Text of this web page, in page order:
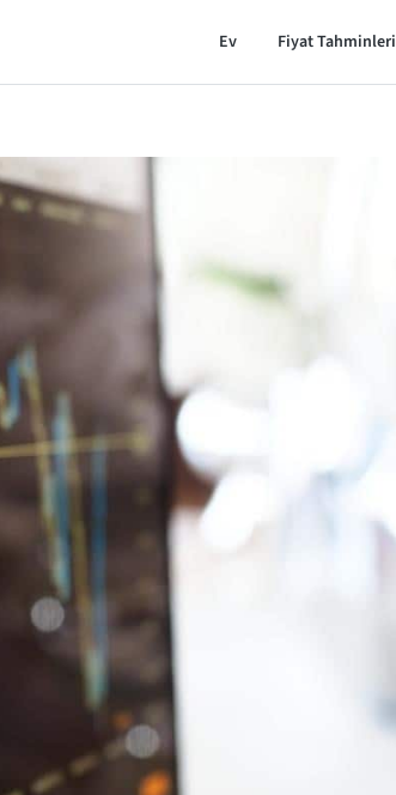
Ev Fiyat Tahminleri